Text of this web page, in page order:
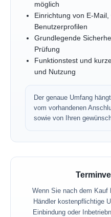
möglich
Einrichtung von E-
Benutzerprofilen
Grundlegende
Prüfung
Funktionstest und
und Nutzung
Der genaue Umfang
vom vorhandenen
sowie von Ihren
Wenn Sie nach dem Kauf
Händler kostenpflichtige
Einbindung oder